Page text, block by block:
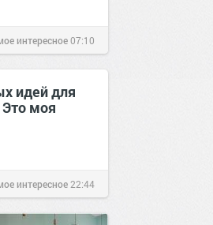
интересное07:10
идей для
моя
интересное 22:44